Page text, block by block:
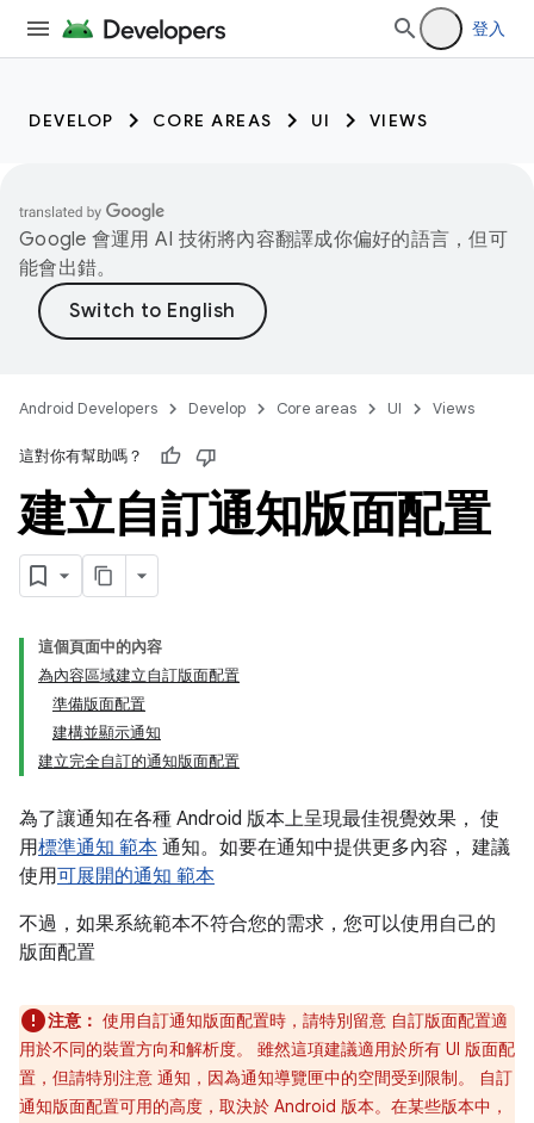
登入
DEVELOP CORE AREAS UI VIEWS
Google 會運用 AI 技術將內容翻譯成你偏好的語言，但可
能會出錯。
Android Developers Develop Core areas UI Views
這對你有幫助嗎？
建立自訂通知版面配置
這個頁面中的內容
為內容區域建立自訂版面配置
準備版面配置
建構並顯示通知
建立完全自訂的通知版面配置
為了讓通知在各種 Android 版本上呈現最佳視覺效果， 使
用標準通知 範本 通知。如要在通知中提供更多內容， 建議
使用可展開的通知 範本
不過，如果系統範本不符合您的需求，您可以使用自己的
版面配置
注意： 使用自訂通知版面配置時，請特別留意 自訂版面配置適
用於不同的裝置方向和解析度。 雖然這項建議適用於所有 UI 版面配
置，但請特別注意 通知，因為通知導覽匣中的空間受到限制。 自訂
通知版面配置可用的高度，取決於 Android 版本。在某些版本中，